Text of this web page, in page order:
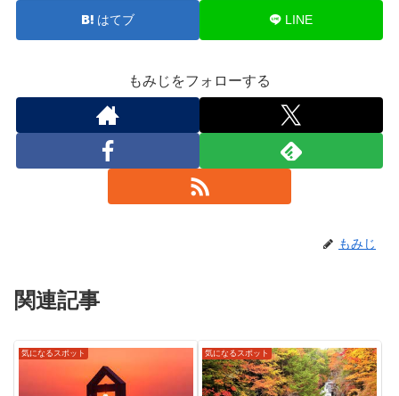
はてブ LINE
もみじをフォローする
もみじ
関連記事
気になるスポット 気になるスポット